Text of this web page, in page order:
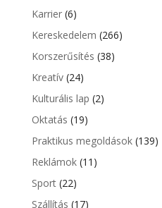
Karrier(6)
Kereskedelem (266)
Korszerűsítés (38)
Kreatív(24)
Kulturális lap (2)
Oktatás (19)
Praktikus megoldások(139)
Reklámok(11)
Sport(22)
Szállítás (17)